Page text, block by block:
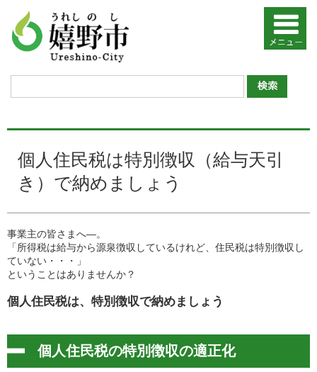
個人住民税は特別徴収（給与天引
き）で納めましょう
事業主の皆さまへ―。
「所得税は給与から源泉徴収しているけれど、住民税は特別徴収し
ていない・・・」
ということはありませんか？
個人住民税は、特別徴収で納めましょう
個人住民税の特別徴収の適正化